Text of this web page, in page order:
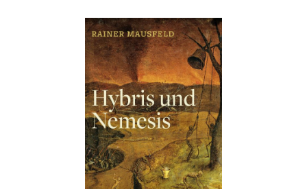
Details
Buch: 16,00 €